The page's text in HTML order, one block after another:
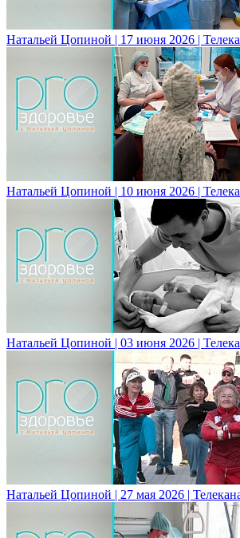
Натальей Цопиной | 17 июня 2026 |
Натальей Цопиной | 10 июня 2026 |
Натальей Цопиной | 03 июня 2026 |
Натальей Цопиной | 27 мая 2026 |